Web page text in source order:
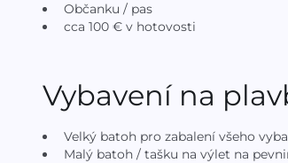
Občanku / pas
cca 100 € v hotovosti
Vybavení na
Velký batoh pro zabalení všeho
Malý batoh / tašku na výlet na